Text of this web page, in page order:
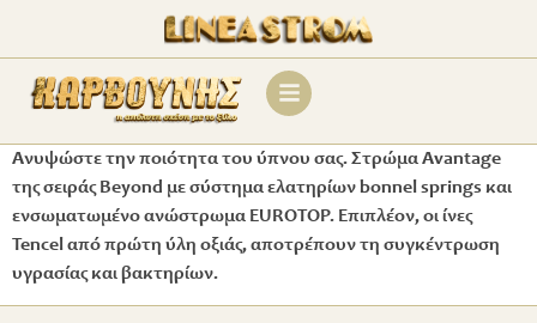
Ανυψώστε την ποιότητα του ύπνου σας. Στρώμα Avantage
της σειράς Beyond με σύστημα ελατηρίων bonnel springs και
ενσωματωμένο ανώστρωμα EUROTOP. Επιπλέον, οι ίνες
Tencel από πρώτη ύλη οξιάς, αποτρέπουν τη συγκέντρωση
υγρασίας και βακτηρίων.